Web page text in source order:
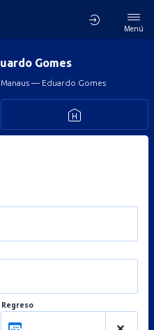
Menú
Gomes
— Eduardo Gomes
Regreso